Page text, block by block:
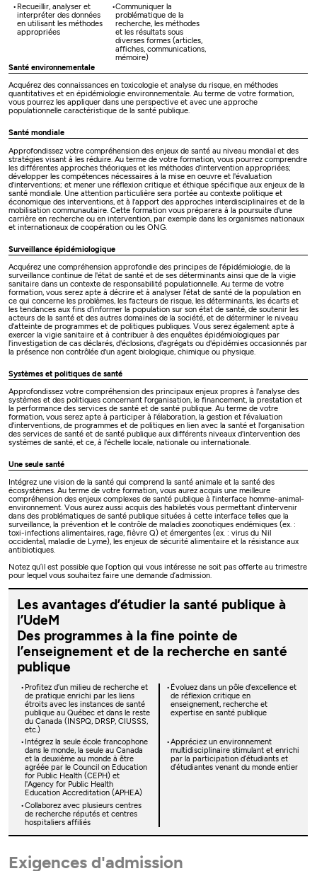
Recueillir, analyser et
interpréter des données
en utilisant les méthodes
appropriées
Communiquer la
problématique de la
recherche, les méthodes
et les résultats sous
diverses formes (articles,
affiches, communications,
mémoire)
Santé environnementale
Acquérez des connaissances en toxicologie et analyse du risque, en méthodes
quantitatives et en épidémiologie environnementale. Au terme de votre formation,
vous pourrez les appliquer dans une perspective et avec une approche
populationnelle caractéristique de la santé publique.
Santé mondiale
Approfondissez votre compréhension des enjeux de santé au niveau mondial et des
stratégies visant à les réduire. Au terme de votre formation, vous pourrez comprendre
les différentes approches théoriques et les méthodes d'intervention appropriées;
développer les compétences nécessaires à la mise en oeuvre et l'évaluation
d'interventions; et mener une réflexion critique et éthique spécifique aux enjeux de la
santé mondiale. Une attention particulière sera portée au contexte politique et
économique des interventions, et à l'apport des approches interdisciplinaires et de la
mobilisation communautaire. Cette formation vous préparera à la poursuite d'une
carrière en recherche ou en intervention, par exemple dans les organismes nationaux
et internationaux de coopération ou les ONG.
Surveillance épidémiologique
Acquérez une compréhension approfondie des principes de l'épidémiologie, de la
surveillance continue de l'état de santé et de ses déterminants ainsi que de la vigie
sanitaire dans un contexte de responsabilité populationnelle. Au terme de votre
formation, vous serez apte à décrire et à analyser l'état de santé de la population en
ce qui concerne les problèmes, les facteurs de risque, les déterminants, les écarts et
les tendances aux fins d'informer la population sur son état de santé, de soutenir les
acteurs de la santé et des autres domaines de la société, et de déterminer le niveau
d'atteinte de programmes et de politiques publiques. Vous serez également apte à
exercer la vigie sanitaire et à contribuer à des enquêtes épidémiologiques par
l'investigation de cas déclarés, d'éclosions, d'agrégats ou d'épidémies occasionnés par
la présence non contrôlée d'un agent biologique, chimique ou physique.
Systèmes et politiques de santé
Approfondissez votre compréhension des principaux enjeux propres à l'analyse des
systèmes et des politiques concernant l'organisation, le financement, la prestation et
la performance des services de santé et de santé publique. Au terme de votre
formation, vous serez apte à participer à l'élaboration, la gestion et l'évaluation
d'interventions, de programmes et de politiques en lien avec la santé et l'organisation
des services de santé et de santé publique aux différents niveaux d'intervention des
systèmes de santé, et ce, à l'échelle locale, nationale ou internationale.
Une seule santé
Intégrez une vision de la santé qui comprend la santé animale et la santé des
écosystèmes. Au terme de votre formation, vous aurez acquis une meilleure
compréhension des enjeux complexes de santé publique à l'interface homme-animal-
environnement. Vous aurez aussi acquis des habiletés vous permettant d'intervenir
dans des problématiques de santé publique situées à cette interface telles que la
surveillance, la prévention et le contrôle de maladies zoonotiques endémiques (ex. :
toxi-infections alimentaires, rage, fièvre Q) et émergentes (ex. : virus du Nil
occidental, maladie de Lyme), les enjeux de sécurité alimentaire et la résistance aux
antibiotiques.
Notez qu’il est possible que l’option qui vous intéresse ne soit pas offerte au trimestre
pour lequel vous souhaitez faire une demande d’admission.
Les avantages d’étudier la santé publique à
l’UdeM
Des programmes à la fine pointe de
l’enseignement et de la recherche en santé
publique
Profitez d’un milieu de recherche et
de pratique enrichi par les liens
étroits avec les instances de santé
publique au Québec et dans le reste
du Canada (INSPQ, DRSP, CIUSSS,
etc.)
Évoluez dans un pôle d'excellence et
de réflexion critique en
enseignement, recherche et
expertise en santé publique
Intégrez la seule école francophone
dans le monde, la seule au Canada
et la deuxième au monde à être
agréée par le Council on Education
for Public Health (CEPH) et
l'Agency for Public Health
Education Accreditation (APHEA)
Appréciez un environnement
multidisciplinaire stimulant et enrichi
par la participation d’étudiants et
d’étudiantes venant du monde entier
Collaborez avec plusieurs centres
de recherche réputés et centres
hospitaliers affiliés
Exigences d'admission